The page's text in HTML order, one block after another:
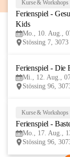
Kurse & Workshops
Ferienspiel -
Kids
Mo., 10. Aug.,
Stössing 7,
Ferienspiel - Die
Mi., 12. Aug.,
Stössing 96,
Kurse & Workshops
Ferienspiel -
Mo., 17. Aug.,
Stössing 96,